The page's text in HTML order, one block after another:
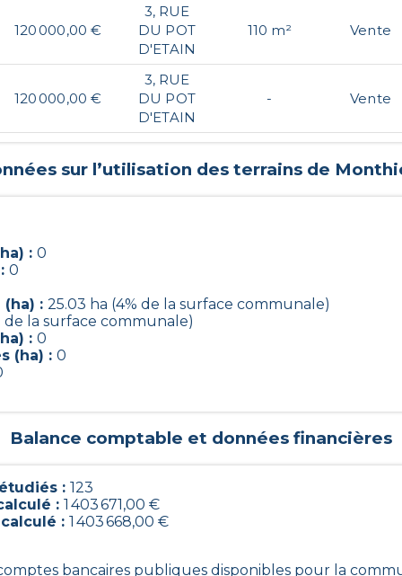
120 000,00 €
3, RUE
DU POT
D'ETAIN
110 m² Vente
120 000,00 €
3, RUE
DU POT
D'ETAIN
- Vente
sur l’utilisation des terrains de
: 0
0
: 25.03 ha (4% de la surface communale)
de la surface communale)
: 0
(ha) : 0
Balance comptable et données financières
: 123
: 1 403 671,00 €
: 1 403 668,00 €
bancaires publiques disponibles pour la